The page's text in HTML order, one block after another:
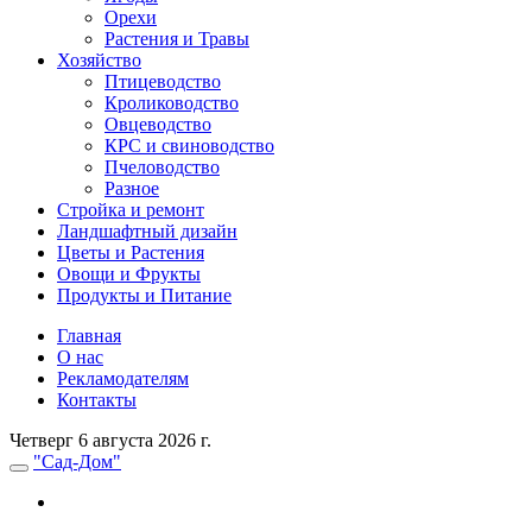
Орехи
Растения и Травы
Хозяйство
Птицеводство
Кролиководство
Овцеводство
КРС и свиноводство
Пчеловодство
Разное
Стройка и ремонт
Ландшафтный дизайн
Цветы и Растения
Овощи и Фрукты
Продукты и Питание
Главная
О нас
Рекламодателям
Контакты
Четверг 6 августа 2026 г.
"Сад-Дом"